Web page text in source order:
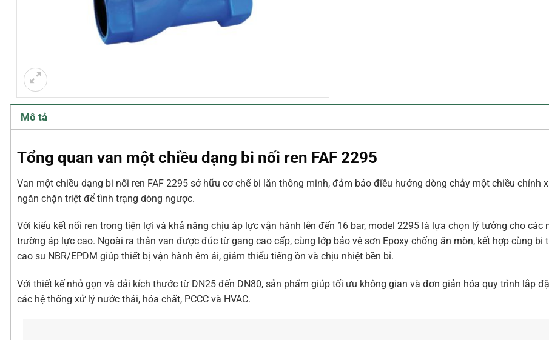
Mô tả
Tổng quan van một chiều dạng bi nối ren FAF 2295
Van một chiều dạng bi nối ren FAF 2295 sở hữu cơ chế bi lăn thông minh, đảm bảo điều hướng dòng chảy một chiều chính
ngăn chặn triệt để tình trạng dòng ngược.
Với kiểu kết nối ren trong tiện lợi và khả năng chịu áp lực vận hành lên đến 16 bar, model 2295 là lựa chọn lý tưởng cho các
trường áp lực cao. Ngoài ra thân van được đúc từ gang cao cấp, cùng lớp bảo vệ sơn Epoxy chống ăn mòn, kết hợp cùng bi
cao su NBR/EPDM giúp thiết bị vận hành êm ái, giảm thiểu tiếng ồn và chịu nhiệt bền bỉ.
Với thiết kế nhỏ gọn và dải kích thước từ DN25 đến DN80, sản phẩm giúp tối ưu không gian và đơn giản hóa quy trình lắp
các hệ thống xử lý nước thải, hóa chất, PCCC và HVAC.